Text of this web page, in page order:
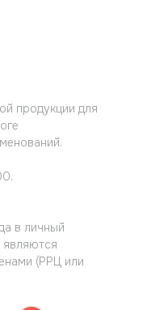
продукции для
в личный
являются
(РРЦ или